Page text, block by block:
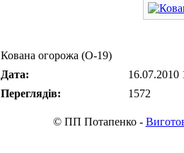
Кована огорожа (О-19)
Дата:
16.07.2010
Переглядів:
1572
© ПП Потапенко -